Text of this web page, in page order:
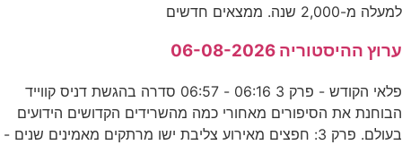
למעלה מ-2,000 שנה. ממצאים חדשים
ערוץ ההיסטוריה 06-08-2026
פלאי הקודש - פרק 3 06:16 - 06:57 סדרה בהגשת דניס קווייד
הבוחנת את הסיפורים מאחורי כמה מהשרידים הקדושים הידועים
בעולם. פרק 3: חפצים מאירוע צליבת ישו מרתקים מאמינים שנים -